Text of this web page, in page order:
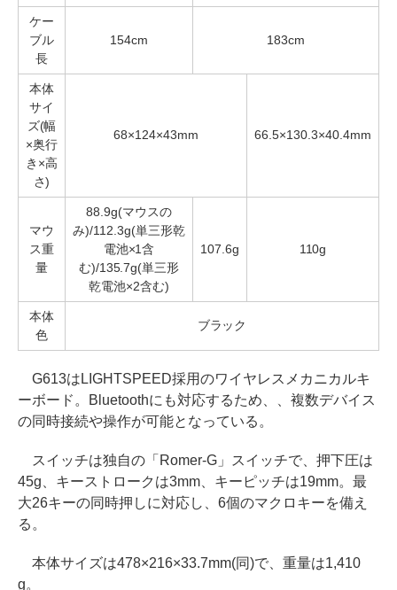
ケー
ブル
長
154cm 183cm
本体
サイ
ズ(幅
×奥行
き×高
さ)
68×124×43mm 66.5×130.3×40.4mm
マウ
ス重
量
88.9g(マウスの
み)/112.3g(単三形乾
電池×1含
む)/135.7g(単三形
乾電池×2含む)
107.6g 110g
本体
色
ブラック
G613はLIGHTSPEED採用のワイヤレスメカニカルキ
ーボード。Bluetoothにも対応するため、、複数デバイス
の同時接続や操作が可能となっている。
スイッチは独自の「Romer-G」スイッチで、押下圧は
45g、キーストロークは3mm、キーピッチは19mm。最
大26キーの同時押しに対応し、6個のマクロキーを備え
る。
本体サイズは478×216×33.7mm(同)で、重量は1,410
g。